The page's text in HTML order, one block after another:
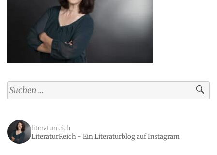
Suchen
nach:
literaturreich
LiteraturReich - Ein Literaturblog auf Instagram